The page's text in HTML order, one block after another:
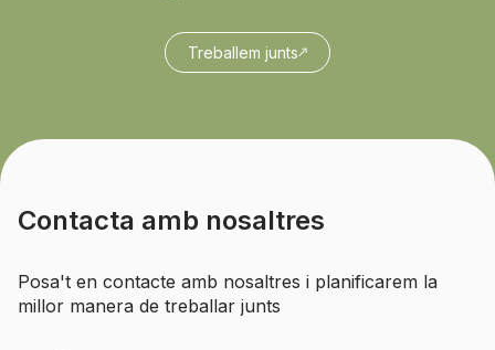
Treballem junts
Contacta amb nosaltres
Posa't en contacte amb nosaltres i planificarem la
millor manera de treballar junts